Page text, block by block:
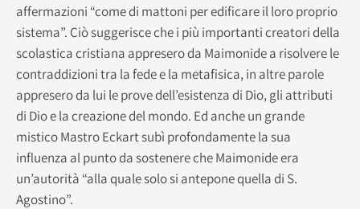
affermazioni “come di mattoni per edificare il loro proprio
sistema”. Ciò suggerisce che i più importanti creatori della
scolastica cristiana appresero da Maimonide a risolvere le
contraddizioni tra la fede e la metafisica, in altre parole
appresero da lui le prove dell’esistenza di Dio, gli attributi
di Dio e la creazione del mondo. Ed anche un grande
mistico Mastro Eckart subì profondamente la sua
influenza al punto da sostenere che Maimonide era
un’autorità “alla quale solo si antepone quella di S.
Agostino”.